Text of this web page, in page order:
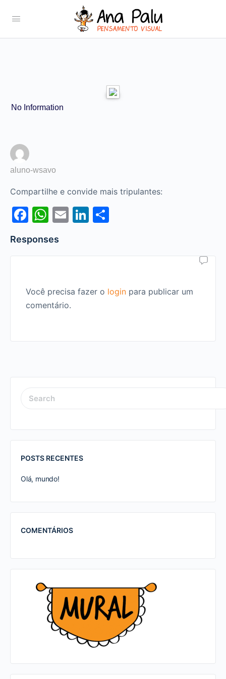
No Information
aluno-wsavo
Compartilhe e convide mais tripulantes:
Facebook
WhatsApp
EmailLinkedIn
Responses
Você precisa fazer o login para publicar um
comentário.
SEARCH
FOR:
POSTS RECENTES
Olá, mundo!
COMENTÁRIOS